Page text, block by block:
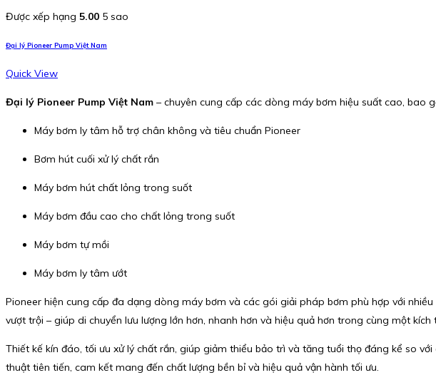
Được xếp hạng 5.00 5 sao
Đại lý Pioneer Pump Việt Nam
Quick View
Đại lý Pioneer Pump Việt Nam – chuyên cung cấp các dòng máy bơm hiệu suất cao, bao
Máy bơm ly tâm hỗ trợ chân không và tiêu chuẩn Pioneer
Bơm hút cuối xử lý chất rắn
Máy bơm hút chất lỏng trong suốt
Máy bơm đầu cao cho chất lỏng trong suốt
Máy bơm tự mồi
Máy bơm ly tâm ướt
Pioneer hiện cung cấp đa dạng dòng máy bơm và các gói giải pháp bơm phù hợp với
vượt trội – giúp di chuyển lưu lượng lớn hơn, nhanh hơn và hiệu quả hơn trong cùng một kích
Thiết kế kín đáo, tối ưu xử lý chất rắn, giúp giảm thiểu bảo trì và tăng tuổi thọ đáng kể so
thuật tiên tiến, cam kết mang đến chất lượng bền bỉ và hiệu quả vận hành tối ưu.